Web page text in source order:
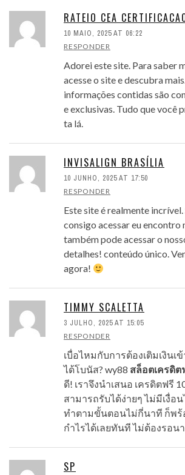
RATEIO CEA
10 MAIO, 2025 AT 06:22
RESPONDER
Adorei este site. Para saber
acesse o site e descubra
informações contidas são
e exclusivas. Tudo que você
ta lá.
INVISALIGN BRASÍLIA
10 JUNHO, 2025 AT 17:50
RESPONDER
Este site é realmente incrível.
consigo acessar eu encontro
também pode acessar o
detalhes! conteúdo único.
agora!
TIMMY SCALETTA
3 JULHO, 2025 AT 15:05
RESPONDER
เบื่อไหมกับการต้องเติมเงินเ
ได้โบนัส? wy88 สล็อตเครดิ
ดี! เราจึงนำเสนอ เครดิตฟรี
สามารถรับได้ง่ายๆ ไม่มีเงื่อ
ทำตามขั้นตอนไม่กี่นาที ก็พร้
กำไรได้เลยทันที ไม่ต้องรอ
SP